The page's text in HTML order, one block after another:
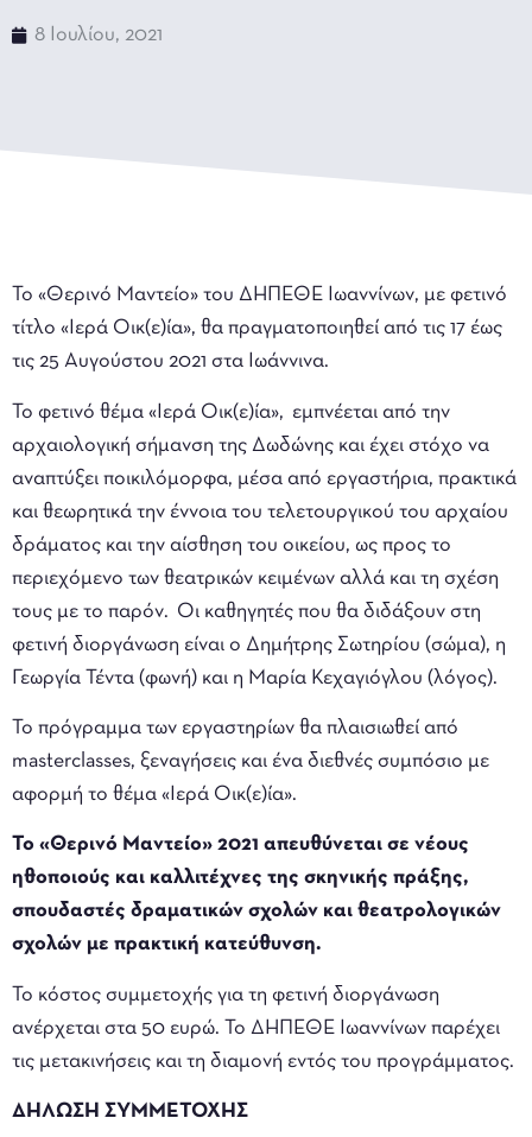
8 Ιουλίου, 2021
To «Θερινό Μαντείο» του ΔΗΠΕΘΕ Ιωαννίνων, με φετινό
τίτλο «Ιερά Οικ(ε)ία», θα πραγματοποιηθεί από τις 17 έως
τις 25 Αυγούστου 2021 στα Ιωάννινα.
Το φετινό θέμα «Ιερά Οικ(ε)ία», εμπνέεται από την
αρχαιολογική σήμανση της Δωδώνης και έχει στόχο να
αναπτύξει ποικιλόμορφα, μέσα από εργαστήρια, πρακτικά
και θεωρητικά την έννοια του τελετουργικού του αρχαίου
δράματος και την αίσθηση του οικείου, ως προς το
περιεχόμενο των θεατρικών κειμένων αλλά και τη σχέση
τους με το παρόν. Οι καθηγητές που θα διδάξουν στη
φετινή διοργάνωση είναι ο Δημήτρης Σωτηρίου (σώμα), η
Γεωργία Τέντα (φωνή) και η Μαρία Κεχαγιόγλου (λόγος).
Το πρόγραμμα των εργαστηρίων θα πλαισιωθεί από
masterclasses, ξεναγήσεις και ένα διεθνές συμπόσιο με
αφορμή το θέμα «Ιερά Οικ(ε)ία».
Το «Θερινό Μαντείο» 2021 απευθύνεται σε νέους
ηθοποιούς και καλλιτέχνες της σκηνικής πράξης,
σπουδαστές δραματικών σχολών και θεατρολογικών
σχολών με πρακτική κατεύθυνση.
Το κόστος συμμετοχής για τη φετινή διοργάνωση
ανέρχεται στα 50 ευρώ. Το ΔΗΠΕΘΕ Ιωαννίνων παρέχει
τις μετακινήσεις και τη διαμονή εντός του προγράμματος.
ΔΗΛΩΣΗ ΣΥΜΜΕΤΟΧΗΣ